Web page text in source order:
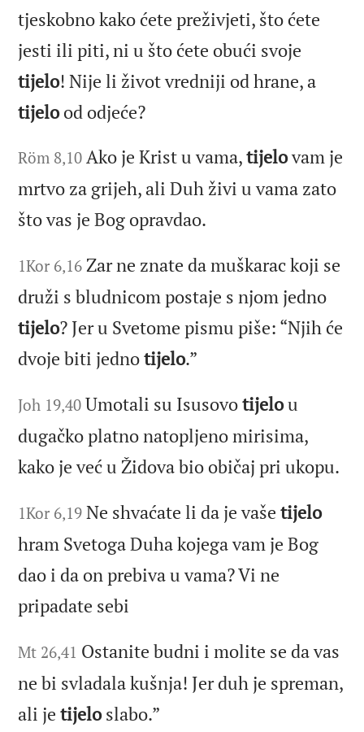
tjeskobno kako ćete preživjeti, što ćete
jesti ili piti, ni u što ćete obući svoje
tijelo! Nije li život vredniji od hrane, a
tijelood odjeće?
Röm 8,10 Ako je Krist u vama,tijelovam je
mrtvo za grijeh, ali Duh živi u vama zato
što vas je Bog opravdao.
1Kor 6,16 Zar ne znate da muškarac koji se
druži s bludnicom postaje s njom jedno
tijelo? Jer u Svetome pismu piše: “Njih će
dvoje biti jednotijelo.”
Joh 19,40 Umotali su Isusovotijelou
dugačko platno natopljeno mirisima,
kako je već u Židova bio običaj pri ukopu.
1Kor 6,19 Ne shvaćate li da je vašetijelo
hram Svetoga Duha kojega vam je Bog
dao i da on prebiva u vama? Vi ne
pripadate sebi
Mt 26,41 Ostanite budni i molite se da vas
ne bi svladala kušnja! Jer duh je spreman,
ali jetijeloslabo.”